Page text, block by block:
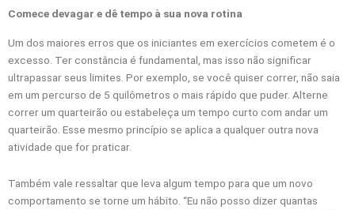
Comece devagar e dê tempo à sua nova rotina
Um dos maiores erros que os iniciantes em exercícios cometem é o
excesso. Ter constância é fundamental, mas isso não significar
ultrapassar seus limites. Por exemplo, se você quiser correr, não saia
em um percurso de 5 quilômetros o mais rápido que puder. Alterne
correr um quarteirão ou estabeleça um tempo curto com andar um
quarteirão. Esse mesmo princípio se aplica a qualquer outra nova
atividade que for praticar.
Também vale ressaltar que leva algum tempo para que um novo
comportamento se torne um hábito. “Eu não posso dizer quantas